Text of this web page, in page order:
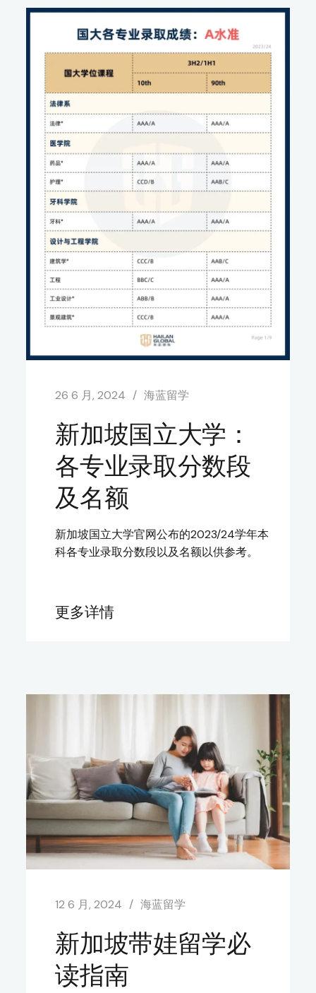
26 6 月, 2024 海蓝留学
新加坡国立大学：
各专业录取分数段
及名额
新加坡国立大学官网公布的2023/24学年本
科各专业录取分数段以及名额以供参考。
更多详情
12 6 月, 2024 海蓝留学
新加坡带娃留学必
读指南